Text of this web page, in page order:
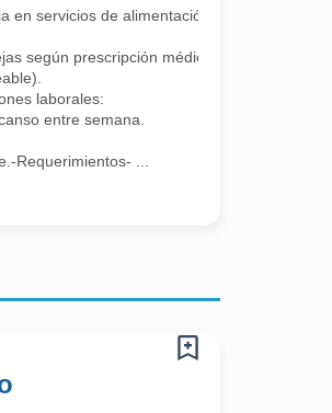
en servicios de alimentación
según prescripción médica, verificación
laborales:
entre semana.
Requerimientos- ...